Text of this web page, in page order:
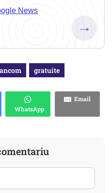
News
→
ancom gratuite
WhatsApp
Email